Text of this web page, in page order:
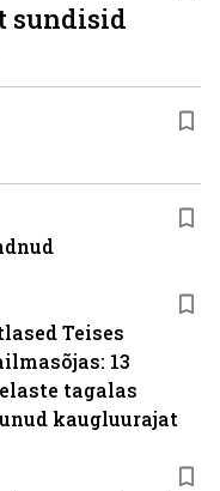
Teises
13
tagalas
kaugluurajat
sundisid